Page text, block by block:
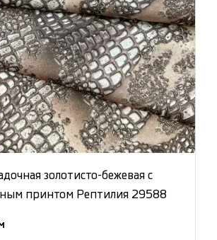
золотисто-бежевая с
принтом Рептилия 29588